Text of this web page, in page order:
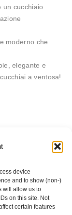
device
and to show (non-)
will allow us to
on this site. Not
certain features
un cucchiaio
moderno che
elegante e
a ventosa!
di silicone,Ora di